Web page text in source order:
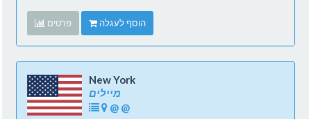
פרטים הוסף לעגלה
New York
מיילים
@ @